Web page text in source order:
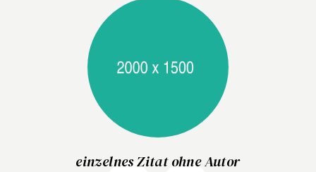
einzelnes Zitat ohne Autor